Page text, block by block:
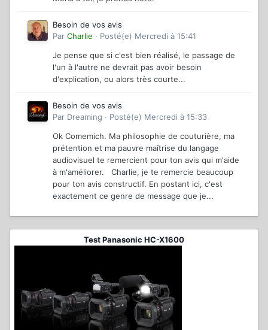
Besoin de vos avis
Par Charlie · Posté(e) Mercredi à 15:41
Je pense que si c'est bien réalisé, le passage de
l'un à l'autre ne devrait pas avoir besoin
d'explication, ou alors très courte...
Besoin de vos avis
Par Dreaming · Posté(e) Mercredi à 15:33
Ok Comemich. Ma philosophie de couturière, ma
prétention et ma pauvre maîtrise du langage
audiovisuel te remercient pour ton avis qui m'aide
à m'améliorer. Charlie, je te remercie beaucoup
pour ton avis constructif. En postant ici, c'est
exactement ce genre de message que je...
Test Panasonic HC-X1600